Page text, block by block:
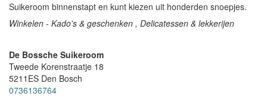
Suikeroom binnenstapt en kunt kiezen uit honderden snoepjes.
Winkelen - Kado's & geschenken , Delicatessen & lekkerijen
De Bossche Suikeroom
Tweede Korenstraatje 18
5211ES Den Bosch
0736136764